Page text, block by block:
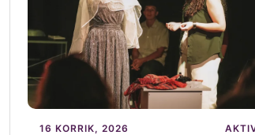
16 KORRIK, 2026